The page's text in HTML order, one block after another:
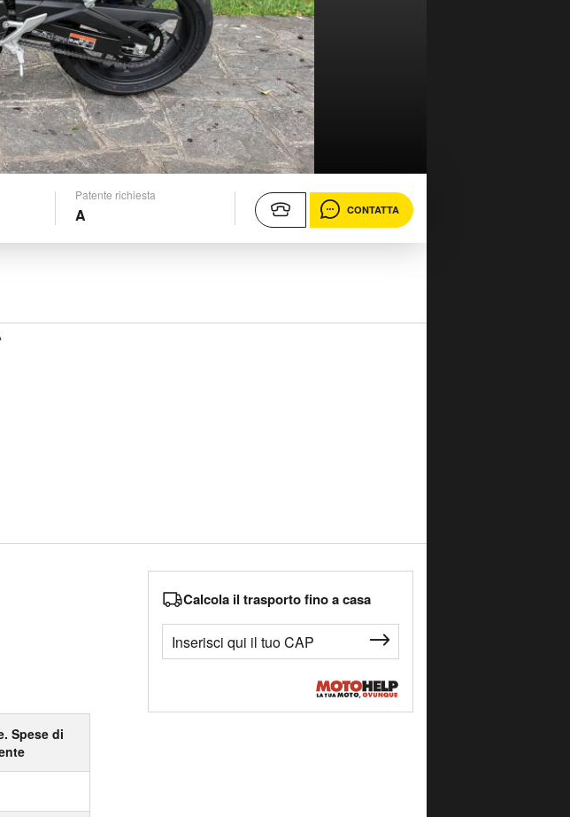
Patente richiesta
A CONTATTA
Spese di
Calcola il trasporto fino a casa